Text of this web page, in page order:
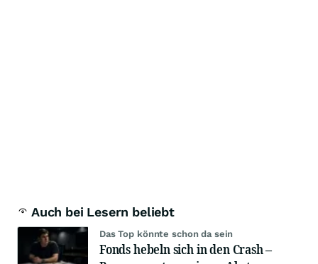
Auch bei Lesern beliebt
Das Top könnte schon da sein
Fonds hebeln sich in den Crash –